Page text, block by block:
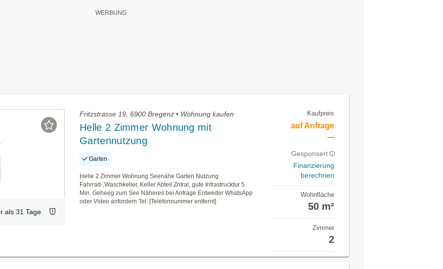
als 31 Tage
Fritzstrasse 19, 6900 Bregenz • Wohnung kaufen
Helle 2 Zimmer Wohnung mit
Gartennutzung
Garten
Helle 2 Zimmer Wohnung Seenähe Garten Nutzung
Fahrrad-,Waschkeller, Keller Abteil Zntral, gute Infrastrucktur 5
Min. Geheeg zum See Näheres bei Anfrage Entweder WhatsApp
oder Video anfordern Tel. [Telefonnummer entfernt]
Kaufpreis
auf Anfrage
—
Gesponsert
Finanzierung
berechnen
Wohnfläche
50 m²
Zimmer
2